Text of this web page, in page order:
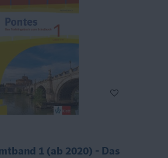
1 (ab 2020) - Das